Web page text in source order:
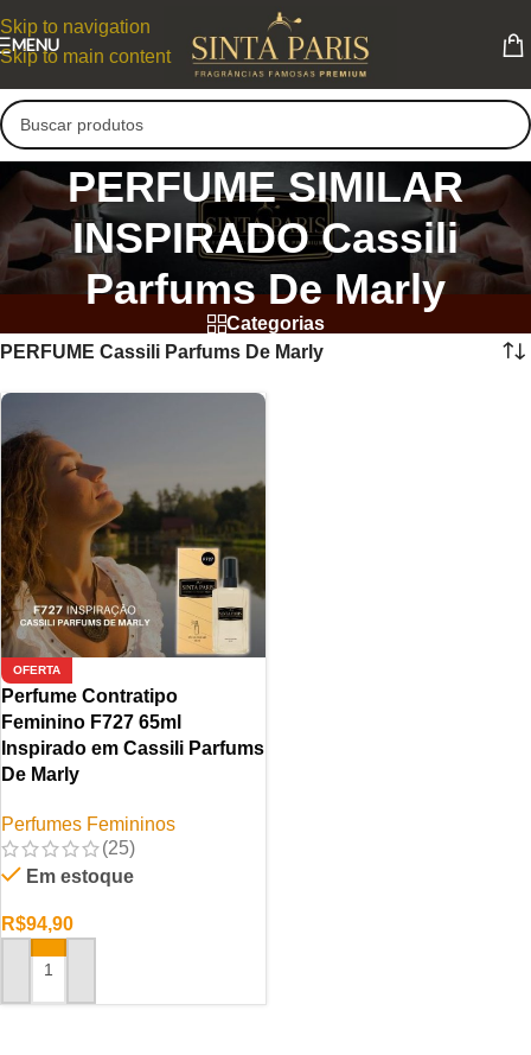
Skip to navigation
Skip to main content
MENU
PERFUME SIMILAR
INSPIRADO Cassili
Parfums De Marly
Categorias
PERFUME Cassili Parfums De Marly
OFERTA
Perfume Contratipo
Feminino F727 65ml
Inspirado em Cassili Parfums
De Marly
Perfumes Femininos
(25)
Em estoque
R$94,90
ADICIONAR AO CARRINHO